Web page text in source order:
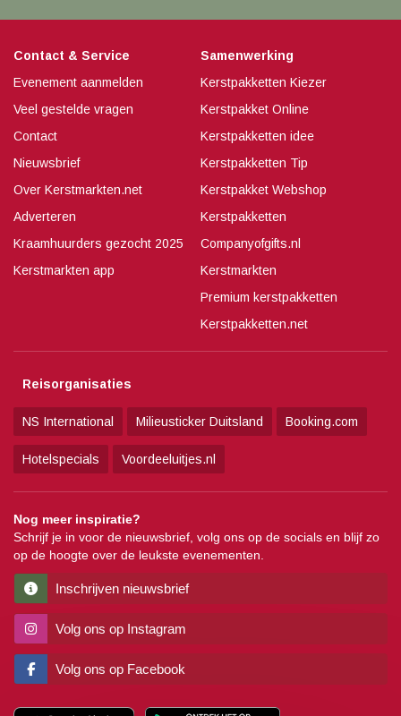
Contact & Service
Evenement aanmelden
Veel gestelde vragen
Contact
Nieuwsbrief
Over Kerstmarkten.net
Adverteren
Kraamhuurders gezocht 2025
Kerstmarkten app
Samenwerking
Kerstpakketten Kiezer
Kerstpakket Online
Kerstpakketten idee
Kerstpakketten Tip
Kerstpakket Webshop
Kerstpakketten
Companyofgifts.nl
Kerstmarkten
Premium kerstpakketten
Kerstpakketten.net
Reisorganisaties
NS International Milieusticker Duitsland Booking.com
Hotelspecials Voordeeluitjes.nl
Nog meer inspiratie?
Schrijf je in voor de nieuwsbrief, volg ons op de socials en blijf zo
op de hoogte over de leukste evenementen.
Inschrijven nieuwsbrief
Volg ons op Instagram
Volg ons op Facebook